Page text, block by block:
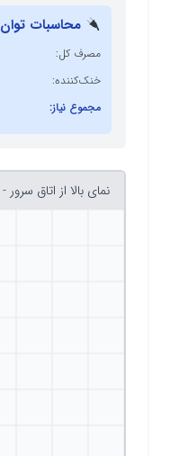
محاسبات توان
مصرف کل:
خنک‌کننده:
مجموع نیاز:
نمای بالا از اتاق سرور - ۲۰ × ۱۵ متر